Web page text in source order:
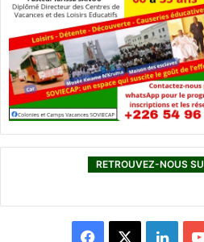
RETROUVEZ-NOUS
L